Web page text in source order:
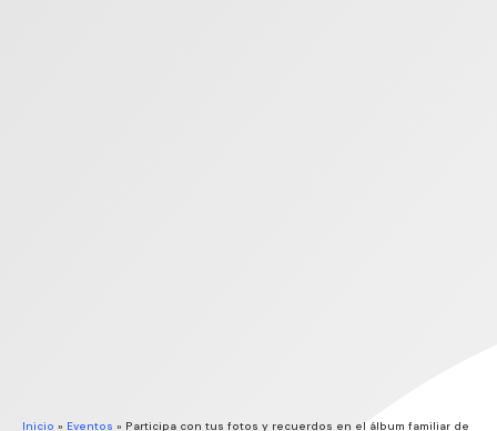
Inicio » Eventos » Participa con tus fotos y recuerdos en el álbum familiar de